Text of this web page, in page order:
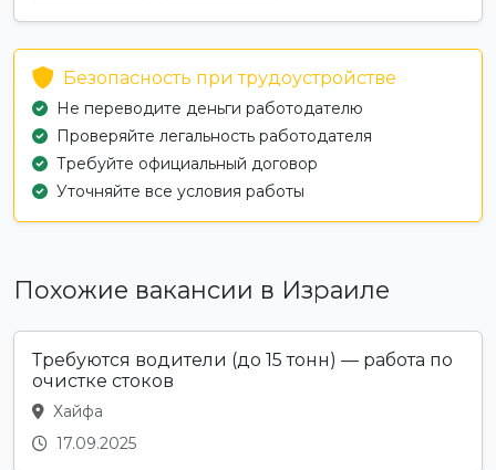
Безопасность при трудоустройстве
Не переводите деньги работодателю
Проверяйте легальность работодателя
Требуйте официальный договор
Уточняйте все условия работы
Похожие вакансии в Израиле
Требуются водители (до 15 тонн) — работа по
очистке стоков
Хайфа
17.09.2025